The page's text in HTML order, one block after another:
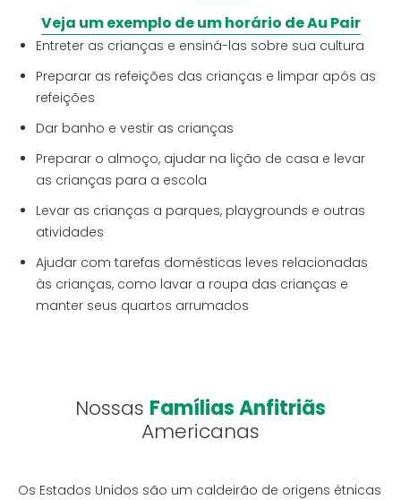
Entreter as crianças e ensiná-las sobre sua cultura
Preparar as refeições das crianças e limpar após as
refeições
Dar banho e vestir as crianças
Preparar o almoço, ajudar na lição de casa e levar
as crianças para a escola
Levar as crianças a parques, playgrounds e outras
atividades
Ajudar com tarefas domésticas leves relacionadas
às crianças, como lavar a roupa das crianças e
manter seus quartos arrumados
Veja um exemplo de um horário de Au Pair
Nossas Famílias Anfitriãs
Americanas
Os Estados Unidos são um caldeirão de origens étnicas